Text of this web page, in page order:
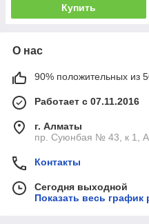
Купить
О нас
90% положительных из
Работает с 07.11.2016
г. Алматы
пр. Суюнбая № 43, к 1,
Контакты
Сегодня выходной
Показать весь график